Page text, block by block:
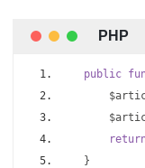
public
}